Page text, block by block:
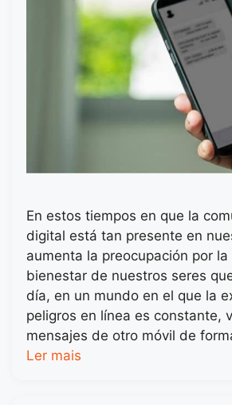
En estos tiempos en que la
digital está tan presente en
aumenta la preocupación por
bienestar de nuestros seres
día, en un mundo en el que la
peligros en línea es constante,
mensajes de otro móvil de
Ler mais